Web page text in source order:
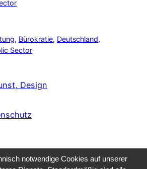
, Bürokratie, Deutschland
Sector
Design
notwendige Cookies auf unserer